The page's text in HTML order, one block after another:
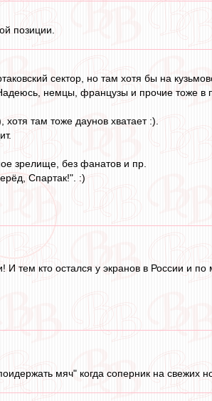
позиции.
сектор, но там хотя бы на
немцы, французы и прочие тоже в
там тоже даунов хватает :).
зрелище, без фанатов и пр.
Спартак!". :)
тем кто остался у экранов в России и по
мяч" когда соперник на свежих